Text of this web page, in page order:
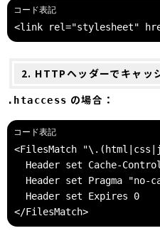
<link rel="stylesheet"
2. HTTPヘッダーでキャッ
.htaccess の場合：
<FilesMatch
Header set Cache-
Header set Pragma "no-
Header set Expires 0
</FilesMatch>